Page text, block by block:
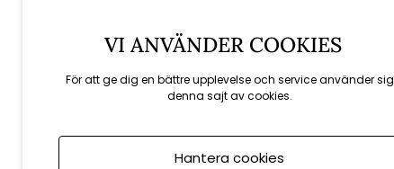
VI ANVÄNDER COOKIES
För att ge dig en bättre upplevelse och service använder sig
denna sajt av cookies.
Hantera cookies